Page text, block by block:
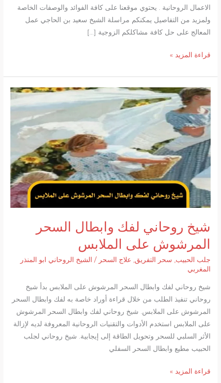
الاعمال الروحانية . يحتوي موقعنا على كافة الفوائد والوصفات الخاصة
ولمزيد من التفاصيل يمكنكم مراسلة الشيخ سعيد بن الحاجي عمل
المعالج على حل كافة مشاكلكم الزوجية […]
شيخ
مغربي
مضمون
قراءة المزيد »
شيخ روحاني لفك وابطال السحر
المرشوش على الملابس
جلب الحبيب, سحر التفريق, علاج السحر / الشيخ الروحاني ابو المنذر
المغربي
شيخ روحاني لفك وابطال السحر المرشوش على الملابس بدأ شيخ
روحاني تنفيذ الطلب من خلال قراءة أوراد خاصة به لفك وابطال السحر
المرشوش على الملابس. شيخ روحاني لفك وابطال السحر المرشوش
على الملابس استخدم الأدوات والتقنيات الروحانية المعروفة لديه لإزالة
الأثر السلبي للسحر وتحويل الطاقة إلى إيجابية. شيخ روحاني لجلب
الحبيب مطيع وابطال السحر السفلي
شيخ
قراءة المزيد »